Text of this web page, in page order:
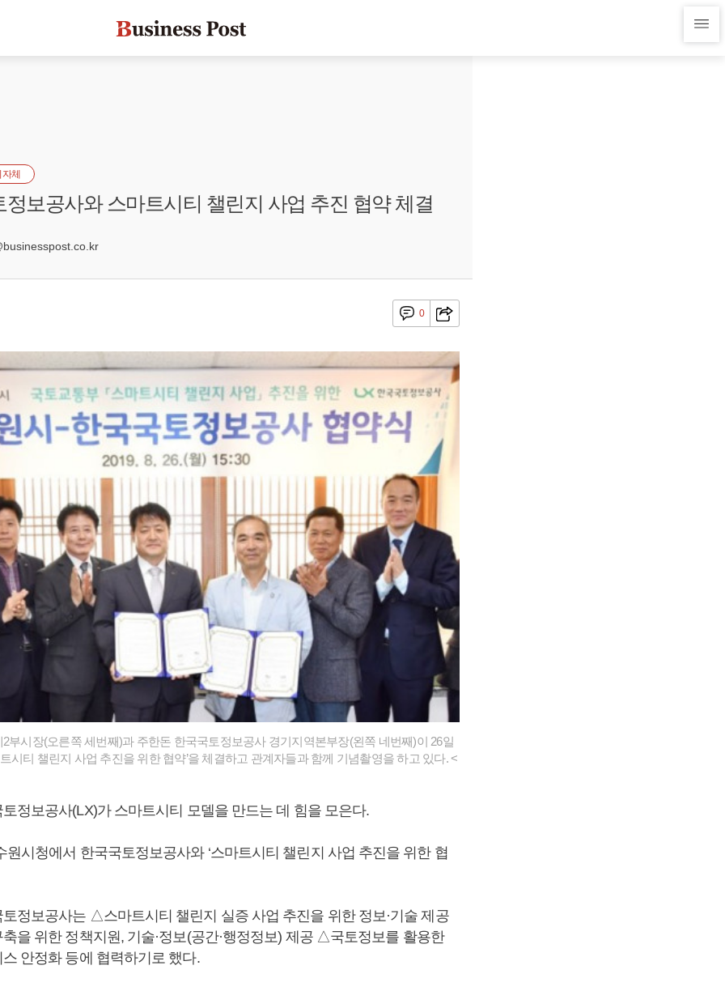
체
정보공사와 스마트시티 챌린지 사업 추진 협약 체결
0
부시장(오른쪽 세번째)과 주한돈 한국국토정보공사 경기지역본부장(왼쪽 네번째)이 26일
시티 챌린지 사업 추진을 위한 협약’을 체결하고 관계자들과 함께 기념촬영을 하고 있다. <
정보공사(LX)가 스마트시티 모델을 만드는 데 힘을 모은다.
원시청에서 한국국토정보공사와 ‘스마트시티 챌린지 사업 추진을 위한 협
정보공사는 △스마트시티 챌린지 실증 사업 추진을 위한 정보·기술 제공
을 위한 정책지원, 기술·정보(공간·행정정보) 제공 △국토정보를 활용한
안정화 등에 협력하기로 했다.